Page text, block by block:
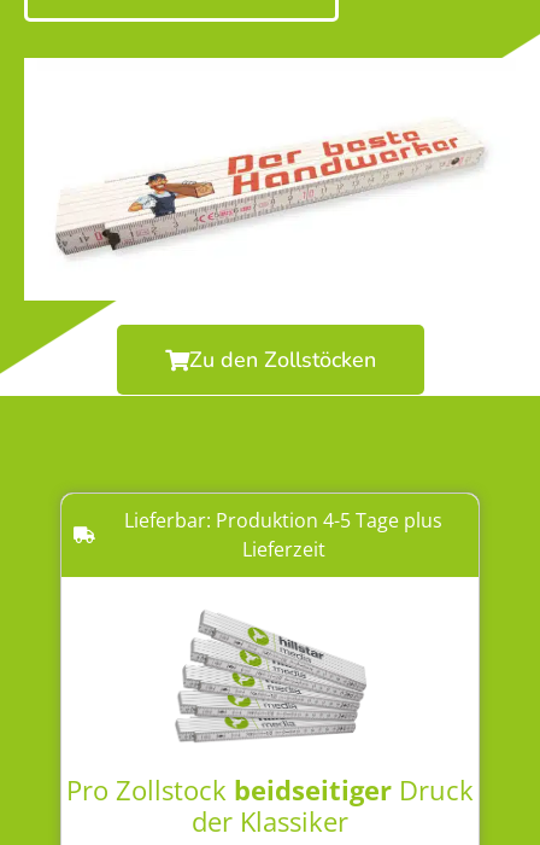
Zu den Zollstöcken
Lieferbar: Produktion 4-5 Tage plus
Lieferzeit
Pro Zollstock beidseitiger Druck
der Klassiker